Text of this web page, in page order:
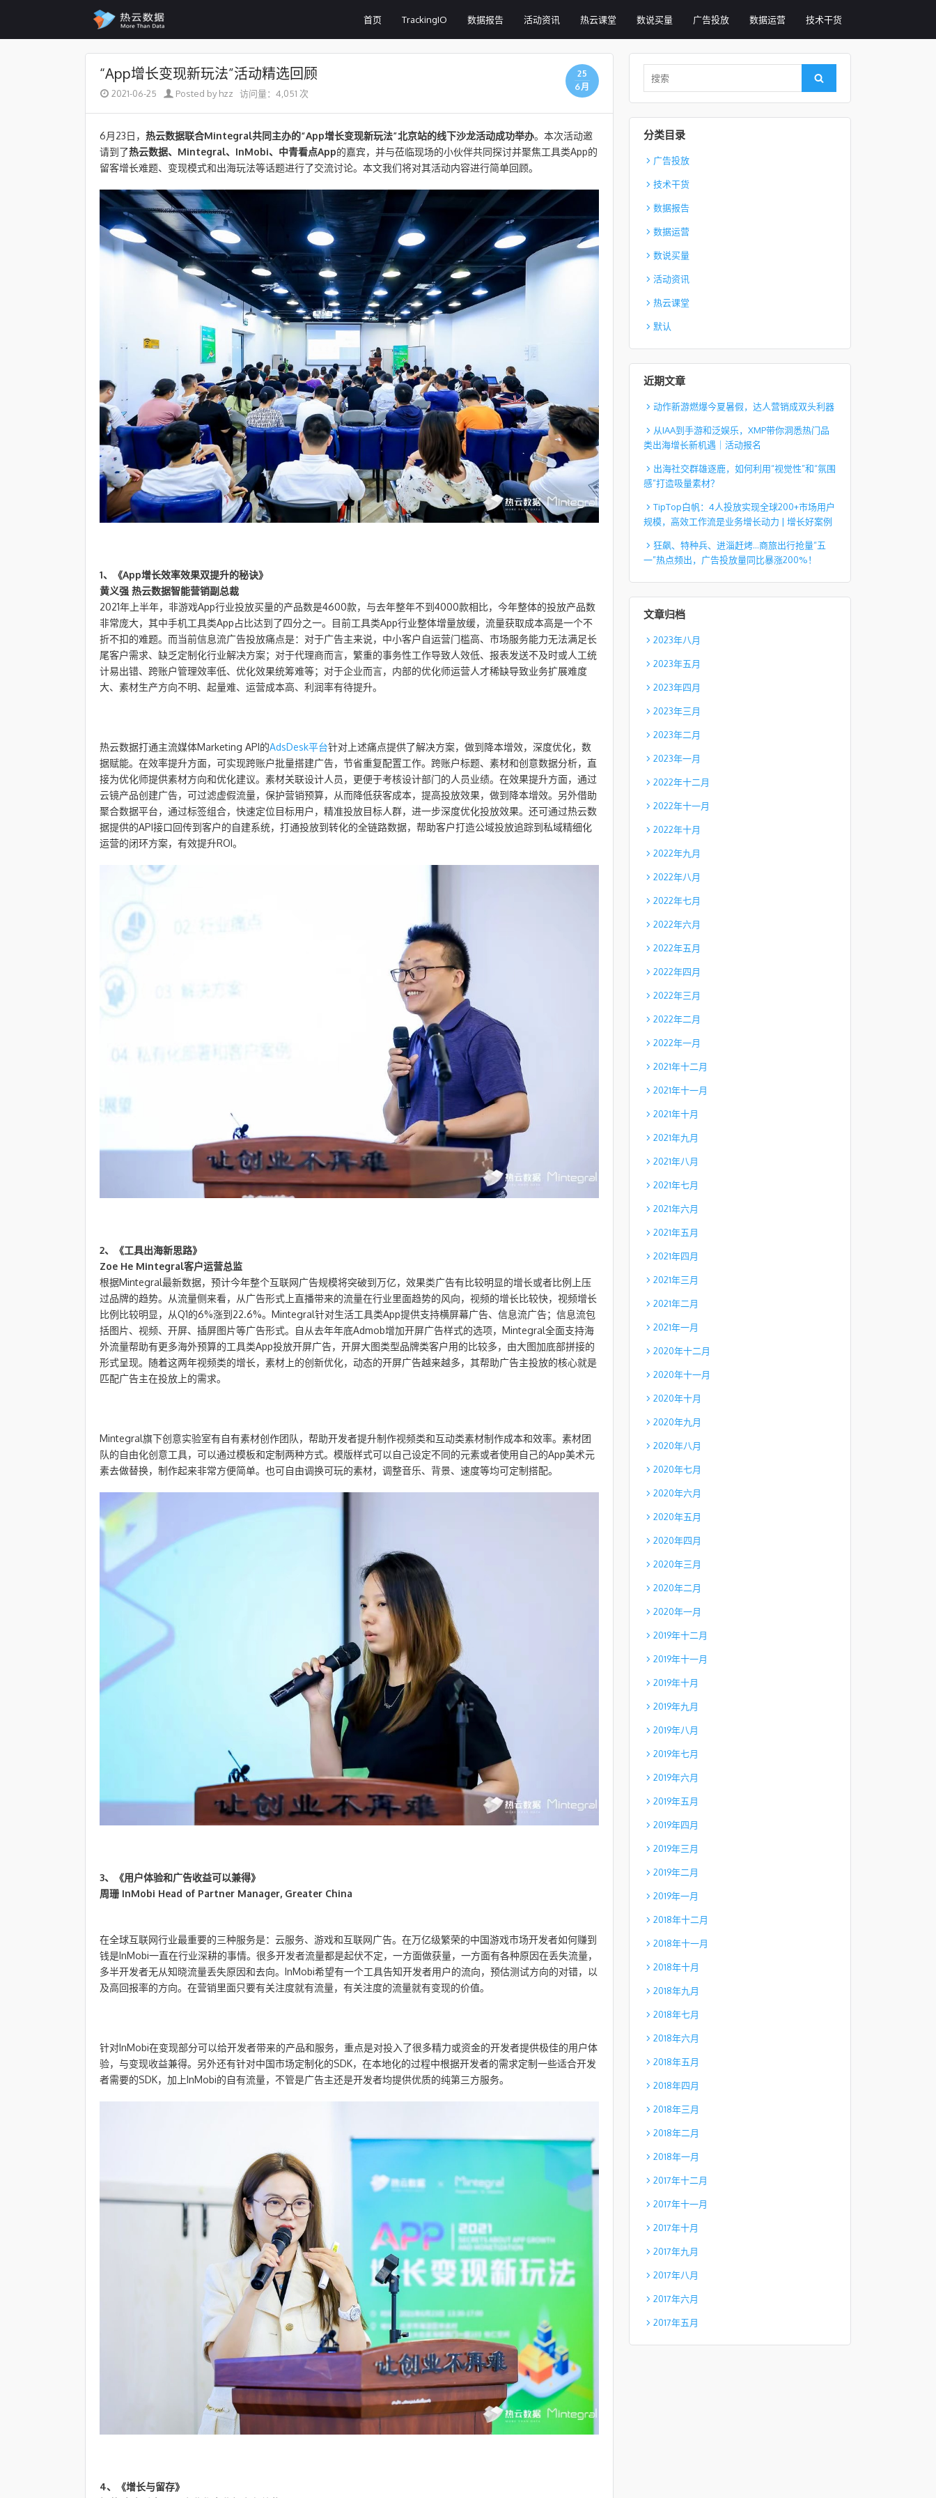
首页 TrackingIO 数据报告 活动资讯 热云课堂 数说买量 广告投放 数据运营 技术干货
Skip to content
“App增长变现新玩法”活动精选回顾
25
6月
2021-06-25 Posted by hzz 访问量：4,051 次
6月23日， 热云数据联合Mintegral共同主办的“App增长变现新玩法”北京站的线下沙龙活动成功举办。本次活动邀
请到了热云数据、Mintegral、InMobi、中青看点App的嘉宾，并与莅临现场的小伙伴共同探讨并聚焦工具类App的
留客增长难题、变现模式和出海玩法等话题进行了交流讨论。本文我们将对其活动内容进行简单回顾。
1、《App增长效率效果双提升的秘诀》
黄义强 热云数据智能营销副总裁
2021年上半年，非游戏App行业投放买量的产品数是4600款，与去年整年不到4000款相比，今年整体的投放产品数
非常庞大，其中手机工具类App占比达到了四分之一。目前工具类App行业整体增量放缓，流量获取成本高是一个不
折不扣的难题。而当前信息流广告投放痛点是：对于广告主来说，中小客户自运营门槛高、市场服务能力无法满足长
尾客户需求、缺乏定制化行业解决方案；对于代理商而言，繁重的事务性工作导致人效低、报表发送不及时或人工统
计易出错、跨账户管理效率低、优化效果统筹难等；对于企业而言，内部的优化师运营人才稀缺导致业务扩展难度
大、素材生产方向不明、起量难、运营成本高、利润率有待提升。
热云数据打通主流媒体Marketing API的AdsDesk平台针对上述痛点提供了解决方案，做到降本增效，深度优化，数
据赋能。在效率提升方面，可实现跨账户批量搭建广告，节省重复配置工作。跨账户标题、素材和创意数据分析，直
接为优化师提供素材方向和优化建议。素材关联设计人员，更便于考核设计部门的人员业绩。在效果提升方面，通过
云镜产品创建广告，可过滤虚假流量，保护营销预算，从而降低获客成本，提高投放效果，做到降本增效。另外借助
聚合数据平台，通过标签组合，快速定位目标用户，精准投放目标人群，进一步深度优化投放效果。还可通过热云数
据提供的API接口回传到客户的自建系统，打通投放到转化的全链路数据，帮助客户打造公域投放追踪到私域精细化
运营的闭环方案，有效提升ROI。
2、《工具出海新思路》
Zoe He Mintegral客户运营总监
根据Mintegral最新数据，预计今年整个互联网广告规模将突破到万亿，效果类广告有比较明显的增长或者比例上压
过品牌的趋势。从流量侧来看，从广告形式上直播带来的流量在行业里面趋势的风向，视频的增长比较快，视频增长
比例比较明显，从Q1的6%涨到22.6%。Mintegral针对生活工具类App提供支持横屏幕广告、信息流广告；信息流包
括图片、视频、开屏、插屏图片等广告形式。自从去年年底Admob增加开屏广告样式的选项，Mintegral全面支持海
外流量帮助有更多海外预算的工具类App投放开屏广告，开屏大图类型品牌类客户用的比较多，由大图加底部拼接的
形式呈现。随着这两年视频类的增长，素材上的创新优化，动态的开屏广告越来越多，其帮助广告主投放的核心就是
匹配广告主在投放上的需求。
Mintegral旗下创意实验室有自有素材创作团队，帮助开发者提升制作视频类和互动类素材制作成本和效率。素材团
队的自由化创意工具，可以通过模板和定制两种方式。模版样式可以自己设定不同的元素或者使用自己的App美术元
素去做替换，制作起来非常方便简单。也可自由调换可玩的素材，调整音乐、背景、速度等均可定制搭配。
3、《用户体验和广告收益可以兼得》
周珊 InMobi Head of Partner Manager, Greater China
在全球互联网行业最重要的三种服务是：云服务、游戏和互联网广告。在万亿级繁荣的中国游戏市场开发者如何赚到
钱是InMobi一直在行业深耕的事情。很多开发者流量都是起伏不定，一方面做获量，一方面有各种原因在丢失流量，
多半开发者无从知晓流量丢失原因和去向。InMobi希望有一个工具告知开发者用户的流向，预估测试方向的对错，以
及高回报率的方向。在营销里面只要有关注度就有流量，有关注度的流量就有变现的价值。
针对InMobi在变现部分可以给开发者带来的产品和服务，重点是对投入了很多精力或资金的开发者提供极佳的用户体
验，与变现收益兼得。另外还有针对中国市场定制化的SDK，在本地化的过程中根据开发者的需求定制一些适合开发
者需要的SDK，加上InMobi的自有流量，不管是广告主还是开发者均提供优质的纯第三方服务。
4、《增长与留存》
Search for:
Search
分类目录
广告投放
技术干货
数据报告
数据运营
数说买量
活动资讯
热云课堂
默认
近期文章
动作新游燃爆今夏暑假，达人营销成双头利器
从IAA到手游和泛娱乐，XMP带你洞悉热门品
类出海增长新机遇｜活动报名
出海社交群雄逐鹿，如何利用“视觉性”和“氛围
感”打造吸量素材？
TipTop白帆：4人投放实现全球200+市场用户
规模，高效工作流是业务增长动力 | 增长好案例
狂飙、特种兵、进淄赶烤…商旅出行抢量“五
一”热点频出，广告投放量同比暴涨200%！
文章归档
2023年八月
2023年五月
2023年四月
2023年三月
2023年二月
2023年一月
2022年十二月
2022年十一月
2022年十月
2022年九月
2022年八月
2022年七月
2022年六月
2022年五月
2022年四月
2022年三月
2022年二月
2022年一月
2021年十二月
2021年十一月
2021年十月
2021年九月
2021年八月
2021年七月
2021年六月
2021年五月
2021年四月
2021年三月
2021年二月
2021年一月
2020年十二月
2020年十一月
2020年十月
2020年九月
2020年八月
2020年七月
2020年六月
2020年五月
2020年四月
2020年三月
2020年二月
2020年一月
2019年十二月
2019年十一月
2019年十月
2019年九月
2019年八月
2019年七月
2019年六月
2019年五月
2019年四月
2019年三月
2019年二月
2019年一月
2018年十二月
2018年十一月
2018年十月
2018年九月
2018年七月
2018年六月
2018年五月
2018年四月
2018年三月
2018年二月
2018年一月
2017年十二月
2017年十一月
2017年十月
2017年九月
2017年八月
2017年六月
2017年五月